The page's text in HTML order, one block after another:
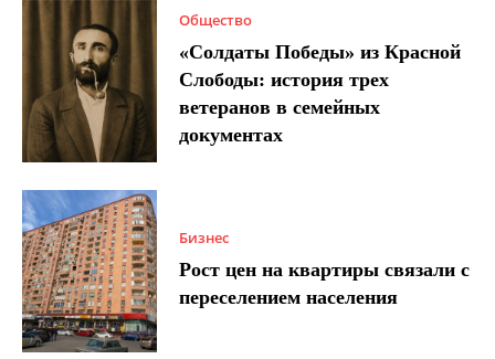
Общество
«Солдаты Победы» из Красной
Слободы: история трех
ветеранов в семейных
документах
Бизнес
Рост цен на квартиры связали с
переселением населения